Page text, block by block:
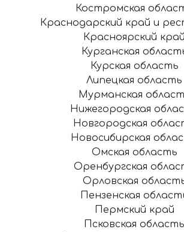
Костромская
Краснодарский край и
Красноярский край
Курганская
Курская область
Липецкая область
Мурманская
Нижегородская
Новгородская
Новосибирская
Омская область
Оренбургская
Орловская
Пензенская
Пермский край
Псковская область